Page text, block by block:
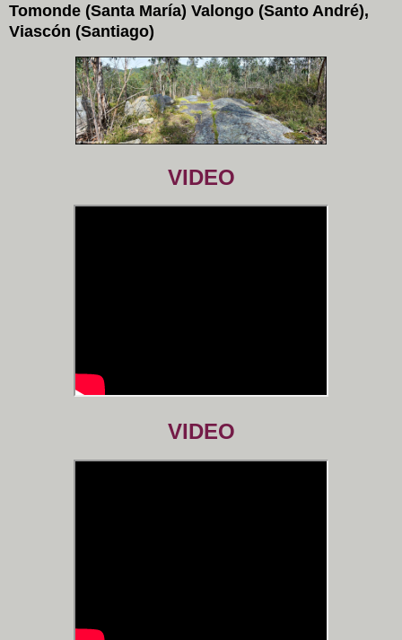
Tomonde (Santa María) Valongo (Santo André),
Viascón (Santiago)
VIDEO
VIDEO